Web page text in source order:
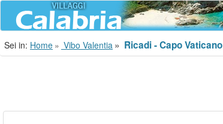
Sei in: Home Vibo Valentia Ricadi - Capo Vaticano